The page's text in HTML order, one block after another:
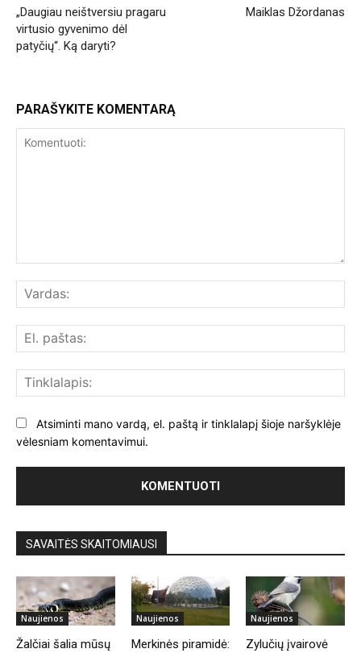
„Daugiau neištversiu pragaru
virtusio gyvenimo dėl
patyčių“. Ką daryti?
Maiklas Džordanas
PARAŠYKITE KOMENTARĄ
Atsiminti mano vardą, el. paštą ir tinklalapį šioje naršyklėje
vėlesniam komentavimui.
SAVAITĖS SKAITOMIAUSI
Naujienos
Žalčiai šalia mūsų
Naujienos
Merkinės piramidė:
Naujienos
Zylučių įvairovė